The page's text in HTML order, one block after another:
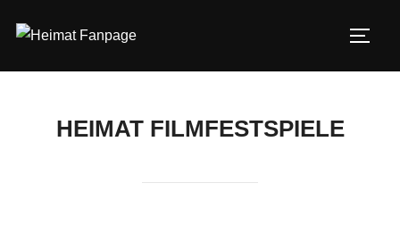
Inhalt
HEIMAT FILMFESTSPIELE